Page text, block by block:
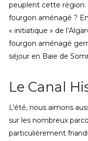
peuplent cette région.
fourgon aménagé ?
« initiatique » de
fourgon aménagé
séjour en Baie de
Le Canal
L’été, nous aimons
sur les nombreux
particulièrement